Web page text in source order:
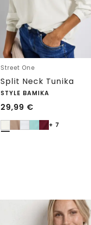
Street One
Split Neck Tunika
STYLE BAMIKA
29,99 €
+ 7